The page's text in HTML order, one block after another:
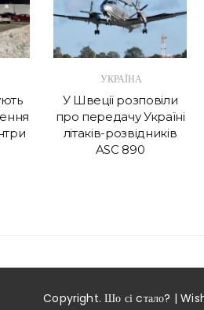
УКРАЇНА
У Швеції розповіли
про передачу Україні
літаків-розвідників
ASC 890
Copyright. Шо сі cтало? |